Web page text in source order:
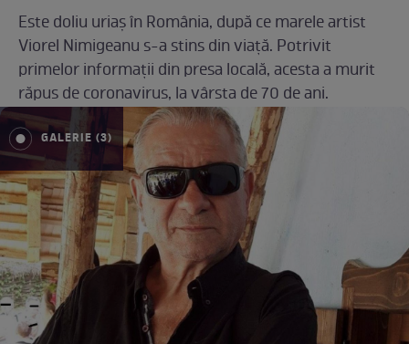
Este doliu uriaș în România, după ce marele artist
Viorel Nimigeanu s-a stins din viață. Potrivit
primelor informații din presa locală, acesta a murit
răpus de coronavirus, la vârsta de 70 de ani.
GALERIE (3)